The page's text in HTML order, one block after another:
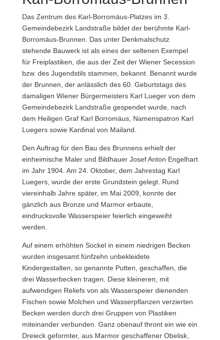
Das Zentrum des Karl-Borromäus-Platzes im 3.
Gemeindebezirk Landstraße bildet der berühmte Karl-
Borromäus-Brunnen. Das unter Denkmalschutz
stehende Bauwerk ist als eines der seltenen Exempel
für Freiplastiken, die aus der Zeit der Wiener Secession
bzw. des Jugendstils stammen, bekannt. Benannt wurde
der Brunnen, der anlässlich des 60. Geburtstags des
damaligen Wiener Bürgermeisters Karl Lueger von dem
Gemeindebezirk Landstraße gespendet wurde, nach
dem Heiligen Graf Karl Borromäus, Namenspatron Karl
Luegers sowie Kardinal von Mailand.
Den Auftrag für den Bau des Brunnens erhielt der
einheimische Maler und Bildhauer Josef Anton Engelhart
im Jahr 1904. Am 24. Oktober, dem Jahrestag Karl
Luegers, wurde der erste Grundstein gelegt. Rund
viereinhalb Jahre später, im Mai 2009, konnte der
gänzlich aus Bronze und Marmor erbaute,
eindrucksvolle Wasserspeier feierlich eingeweiht
werden.
Auf einem erhöhten Sockel in einem niedrigen Becken
wurden insgesamt fünfzehn unbekleidete
Kindergestalten, so genannte Putten, geschaffen, die
drei Wasserbecken tragen. Diese kleineren, mit
aufwendigen Reliefs von als Wasserspeier dienenden
Fischen sowie Molchen und Wasserpflanzen verzierten
Becken werden durch drei Gruppen von Plastiken
miteinander verbunden. Ganz obenauf thront ein wie ein
Dreieck geformter, aus Marmor geschaffener Obelisk,